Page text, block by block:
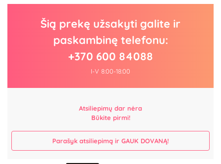
Šią prekę užsakyti galite ir
paskambinę telefonu:
+370 600 84088
I-V 8:00-18:00
Atsiliepimų dar nėra
Būkite pirmi!
Parašyk atsiliepimą ir GAUK DOVANĄ!